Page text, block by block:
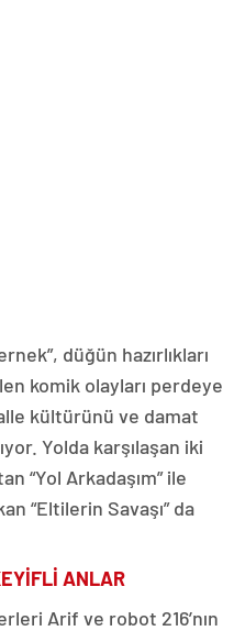
düğün hazırlıkları
komik olayları perdeye
kültürünü ve damat
Yolda karşılaşan iki
“Yol Arkadaşım” ile
“Eltilerin Savaşı” da
ANLAR
Arif ve robot 216’nın